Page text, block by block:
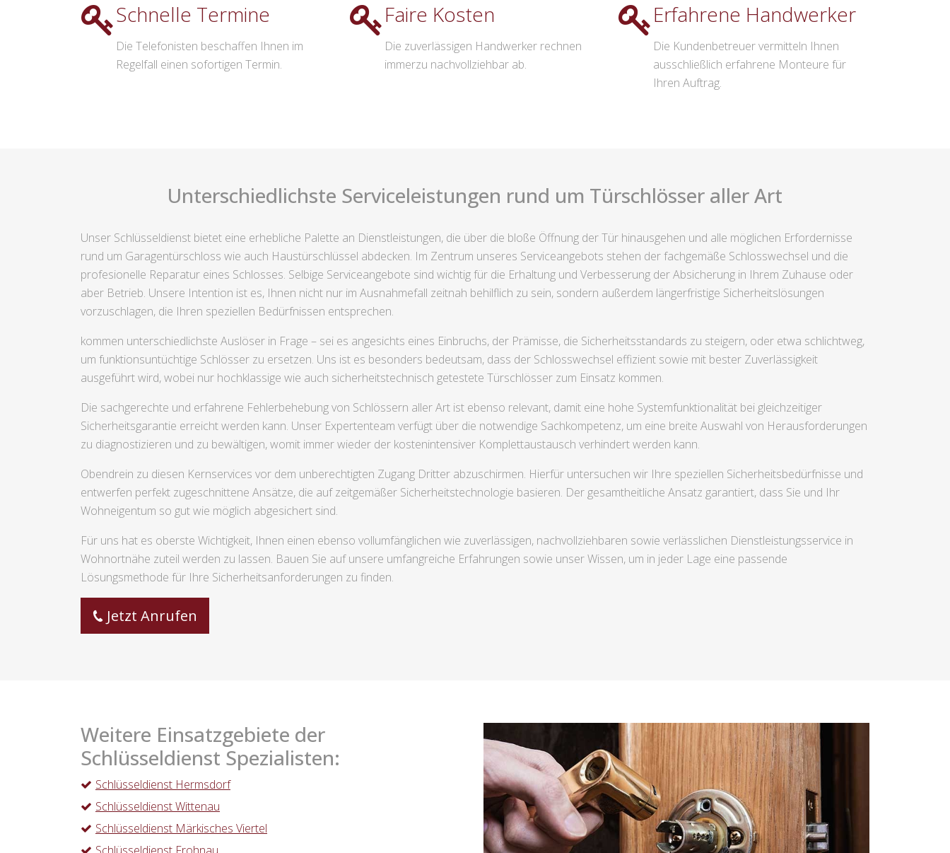
Schnelle Termine
Die Telefonisten beschaffen Ihnen im
Regelfall einen sofortigen Termin.
Faire Kosten
Die zuverlässigen Handwerker rechnen
immerzu nachvollziehbar ab.
Erfahrene Handwerker
Die Kundenbetreuer vermitteln Ihnen
ausschließlich erfahrene Monteure für
Ihren Auftrag.
Unterschiedlichste Serviceleistungen rund um Türschlösser aller Art
Unser Schlüsseldienst bietet eine erhebliche Palette an Dienstleistungen, die über die bloße Öffnung der Tür hinausgehen und alle möglichen Erfordernisse
rund um Garagentürschloss wie auch Haustürschlüssel abdecken. Im Zentrum unseres Serviceangebots stehen der fachgemäße Schlosswechsel und die
profesionelle Reparatur eines Schlosses. Selbige Serviceangebote sind wichtig für die Erhaltung und Verbesserung der Absicherung in Ihrem Zuhause oder
aber Betrieb. Unsere Intention ist es, Ihnen nicht nur im Ausnahmefall zeitnah behilflich zu sein, sondern außerdem längerfristige Sicherheitslösungen
vorzuschlagen, die Ihren speziellen Bedürfnissen entsprechen.
kommen unterschiedlichste Auslöser in Frage – sei es angesichts eines Einbruchs, der Prämisse, die Sicherheitsstandards zu steigern, oder etwa schlichtweg,
um funktionsuntüchtige Schlösser zu ersetzen. Uns ist es besonders bedeutsam, dass der Schlosswechsel effizient sowie mit bester Zuverlässigkeit
ausgeführt wird, wobei nur hochklassige wie auch sicherheitstechnisch getestete Türschlösser zum Einsatz kommen.
Die sachgerechte und erfahrene Fehlerbehebung von Schlössern aller Art ist ebenso relevant, damit eine hohe Systemfunktionalität bei gleichzeitiger
Sicherheitsgarantie erreicht werden kann. Unser Expertenteam verfügt über die notwendige Sachkompetenz, um eine breite Auswahl von Herausforderungen
zu diagnostizieren und zu bewältigen, womit immer wieder der kostenintensiver Komplettaustausch verhindert werden kann.
Obendrein zu diesen Kernservices vor dem unberechtigten Zugang Dritter abzuschirmen. Hierfür untersuchen wir Ihre speziellen Sicherheitsbedürfnisse und
entwerfen perfekt zugeschnittene Ansätze, die auf zeitgemäßer Sicherheitstechnologie basieren. Der gesamtheitliche Ansatz garantiert, dass Sie und Ihr
Wohneigentum so gut wie möglich abgesichert sind.
Für uns hat es oberste Wichtigkeit, Ihnen einen ebenso vollumfänglichen wie zuverlässigen, nachvollziehbaren sowie verlässlichen Dienstleistungsservice in
Wohnortnähe zuteil werden zu lassen. Bauen Sie auf unsere umfangreiche Erfahrungen sowie unser Wissen, um in jeder Lage eine passende
Lösungsmethode für Ihre Sicherheitsanforderungen zu finden.
Jetzt Anrufen
Weitere Einsatzgebiete der
Schlüsseldienst Spezialisten:
Schlüsseldienst Hermsdorf
Schlüsseldienst Wittenau
Schlüsseldienst Märkisches Viertel